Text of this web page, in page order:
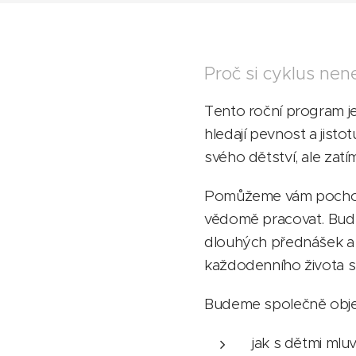
Proč si cyklus
Tento roční program
hledají pevnost a
svého dětství, ale
Pomůžeme vám
vědomě pracovat.
dlouhých přednášek
každodenního života
Budeme společně
jak s dětmi